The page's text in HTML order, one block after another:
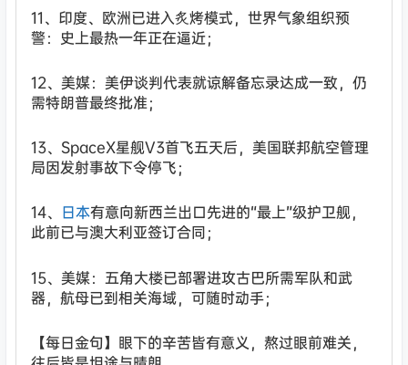
11、印度、欧洲已进入炙烤模式，世界气象组织预
警：史上最热一年正在逼近；
12、美媒：美伊谈判代表就谅解备忘录达成一致，仍
需特朗普最终批准；
13、SpaceX星舰V3首飞五天后，美国联邦航空管理
局因发射事故下令停飞；
14、 日本有意向新西兰出口先进的“最上”级护卫舰，
此前已与澳大利亚签订合同；
15、美媒：五角大楼已部署进攻古巴所需军队和武
器，航母已到相关海域，可随时动手；
【每日金句】眼下的辛苦皆有意义，熬过眼前难关，